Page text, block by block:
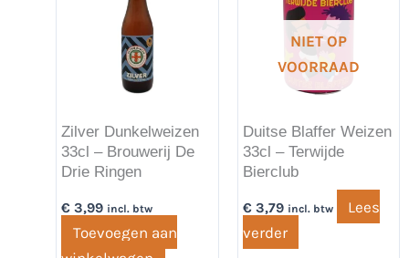
Zilver Dunkelweizen
33cl – Brouwerij De
Drie Ringen
€ 3,99 incl. btw
Toevoegen aan
NIET OP
VOORRAAD
Duitse Blaffer Weizen
33cl – Terwijde
Bierclub
€3,79 incl. btw
Lees
verder